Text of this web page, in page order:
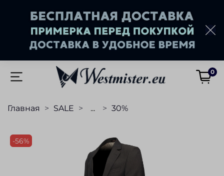
0
Главная SALE ... 30%
-56%